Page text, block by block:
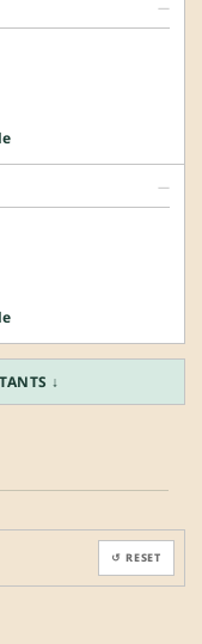
—
—
↓
↺ RESET